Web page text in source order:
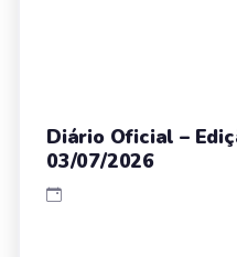
Diário Oficial –
03/07/2026